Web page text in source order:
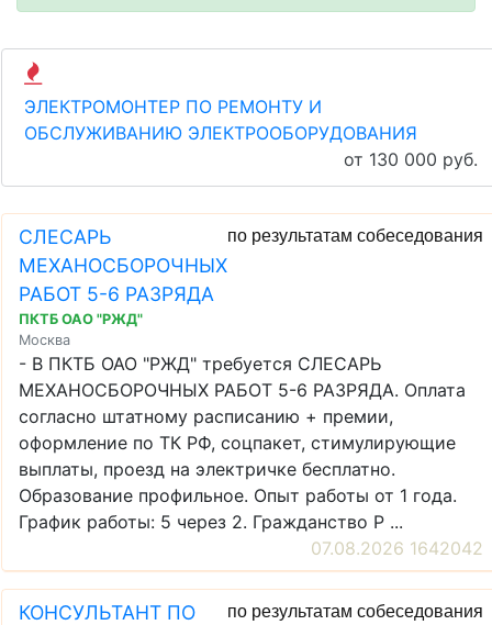
ЭЛЕКТРОМОНТЕР ПО РЕМОНТУ И
ОБСЛУЖИВАНИЮ ЭЛЕКТРООБОРУДОВАНИЯ
от 130 000 руб.
СЛЕСАРЬ
МЕХАНОСБОРОЧНЫХ
РАБОТ 5-6 РАЗРЯДА
по результатам собеседования
ПКТБ ОАО "РЖД"
Москва
- В ПКТБ ОАО "РЖД" требуется СЛЕСАРЬ
МЕХАНОСБОРОЧНЫХ РАБОТ 5-6 РАЗРЯДА. Оплата
согласно штатному расписанию + премии,
оформление по ТК РФ, соцпакет, стимулирующие
выплаты, проезд на электричке бесплатно.
Образование профильное. Опыт работы от 1 года.
График работы: 5 через 2. Гражданство Р ...
07.08.2026 1642042
КОНСУЛЬТАНТ ПО
по результатам собеседования